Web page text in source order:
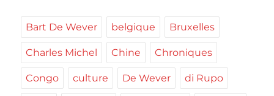
Bart De Wever belgique Bruxelles
Charles Michel Chine Chroniques
Congo culture De Wever di Rupo